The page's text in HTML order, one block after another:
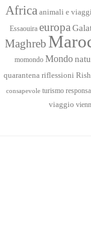
Africa animali e viaggi
Essaouira europa
Maghreb
momondo Mondo
quarantena riflessioni
consapevole turismo
viaggio